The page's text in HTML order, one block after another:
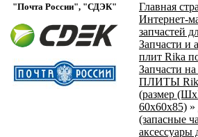
"Почта России", "СДЭК" Главная
Интернет-
запчастей
Запчасти и
плит Rika
Запчасти
ПЛИТЫ
(размер
60х60х85) »
(запасные
аксессуары